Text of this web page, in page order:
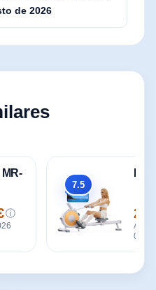
de 2026
ⓘ
Global
7.5
Act.